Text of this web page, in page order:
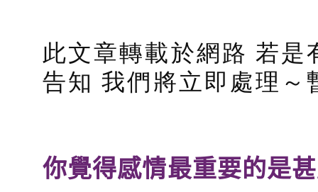
此文章轉載於網路 若
告知 我們將立即處理～
你覺得感情最重要的是